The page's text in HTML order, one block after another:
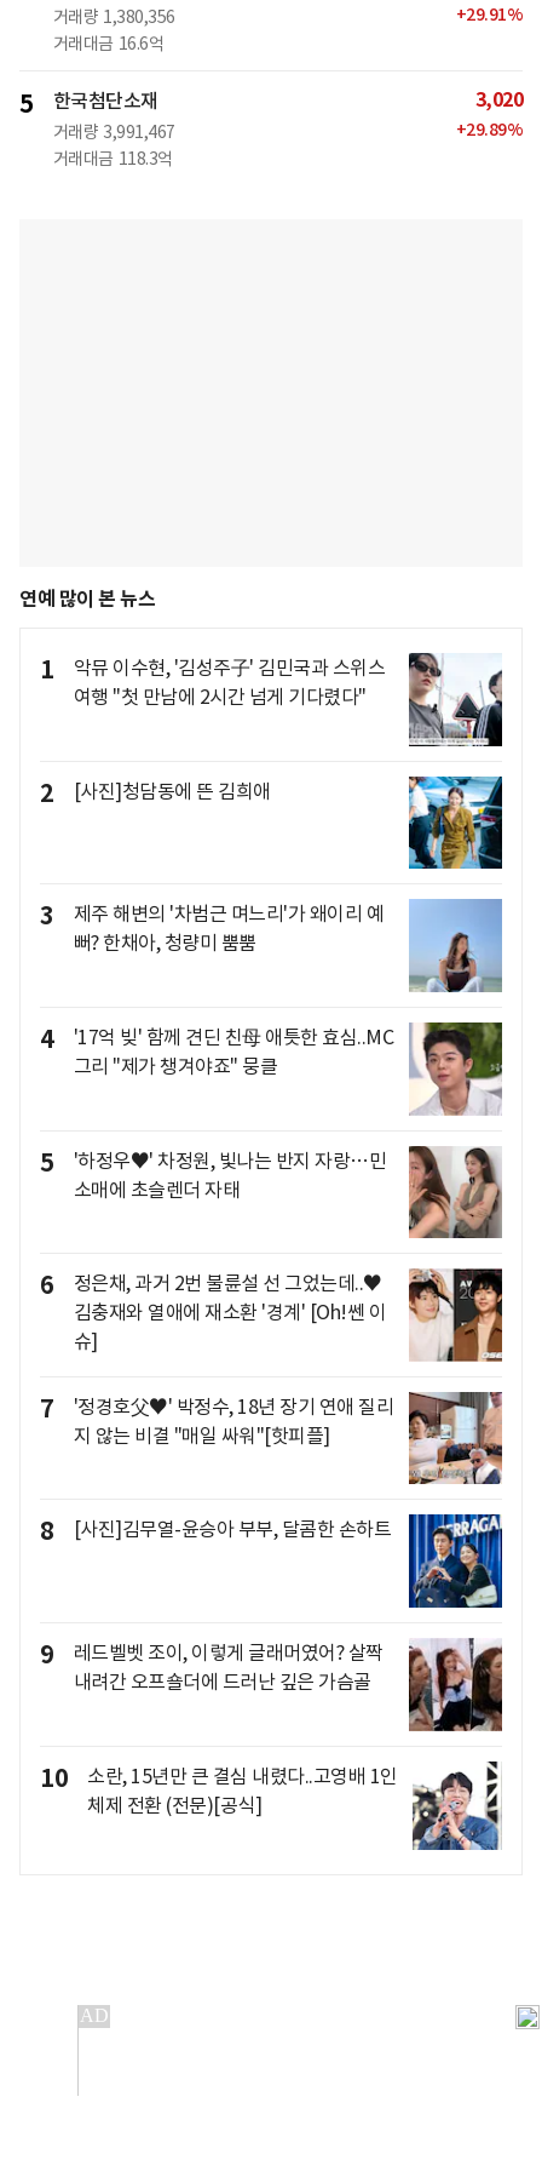
거래량 1,380,356
거래대금 16.6억
+29.91%
5 한국첨단소재
거래량 3,991,467
거래대금 118.3억
3,020
+29.89%
연예 많이 본 뉴스
1
악뮤 이수현, '김성주子' 김민국과 스위스
여행 "첫 만남에 2시간 넘게 기다렸다"
2 [사진]청담동에 뜬 김희애
3
제주 해변의 '차범근 며느리'가 왜이리 예
뻐? 한채아, 청량미 뿜뿜
4
'17억 빚' 함께 견딘 친母 애틋한 효심..MC
그리 "제가 챙겨야죠" 뭉클
5
'하정우♥' 차정원, 빛나는 반지 자랑…민
소매에 초슬렌더 자태
6
정은채, 과거 2번 불륜설 선 그었는데..♥
김충재와 열애에 재소환 '경계' [Oh!쎈 이
슈]
7
'정경호父♥' 박정수, 18년 장기 연애 질리
지 않는 비결 "매일 싸워"[핫피플]
8 [사진]김무열-윤승아 부부, 달콤한 손하트
9
레드벨벳 조이, 이렇게 글래머였어? 살짝
내려간 오프숄더에 드러난 깊은 가슴골
10
소란, 15년만 큰 결심 내렸다..고영배 1인
체제 전환 (전문)[공식]